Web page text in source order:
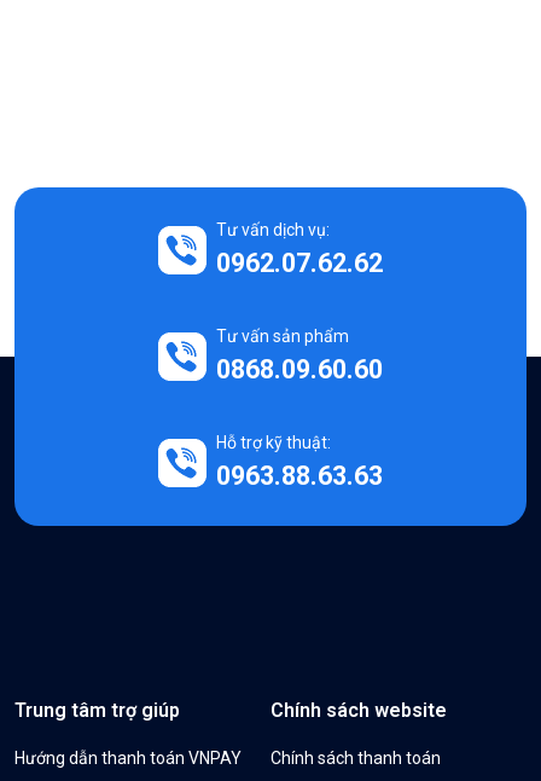
Tư vấn dịch vụ:
0962.07.62.62
Tư vấn sản phẩm
0868.09.60.60
Hỗ trợ kỹ thuật:
0963.88.63.63
Trung tâm trợ giúp
Hướng dẫn thanh toán VNPAY
Chính sách website
Chính sách thanh toán